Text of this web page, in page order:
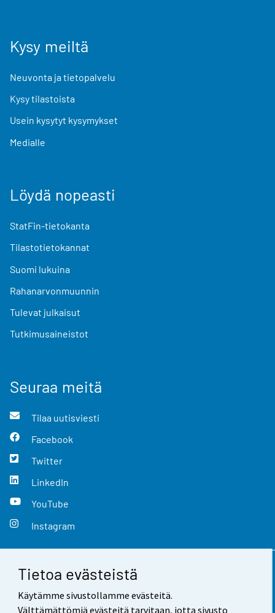
Tietoa evästeistä
Käytämme sivustollamme evästeitä.
Välttämättömiä evästeitä tarvitaan, jotta sivusto
Kysy meiltä
Neuvonta ja tietopalvelu
Kysy tilastoista
Usein kysytyt kysymykset
Medialle
Löydä nopeasti
StatFin-tietokanta
Tilastotietokannat
Suomi lukuina
Rahanarvonmuunnin
Tulevat julkaisut
Tutkimusaineistot
Seuraa meitä
Tilaa uutisviesti
Facebook
Twitter
LinkedIn
YouTube
Instagram
Yhteystiedot
Palaute